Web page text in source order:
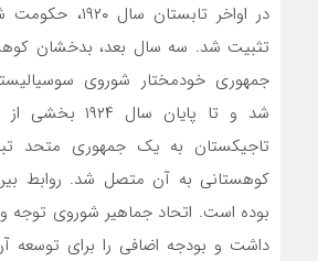
در اواخر تابستان
تثبیت شد. سه سال بعد، بدخشان
جمهوری خودمختار شوروی
شد و تا پایان سال
تاجیکستان به یک جمهوری متحد
کوهستانی به آن متصل شد. روابط
بوده است. اتحاد جماهیر شوروی توجه
داشت و بودجه اضافی را برای توسعه